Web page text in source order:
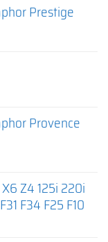
Prestige
Provence
Z4 125i 220i
F34 F25 F10